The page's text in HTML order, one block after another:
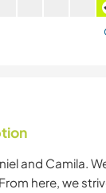
and Camila.
here, we